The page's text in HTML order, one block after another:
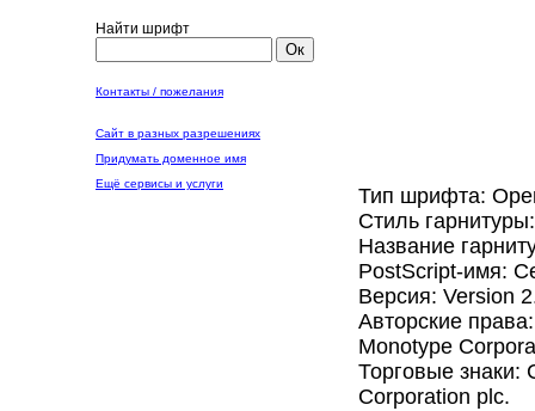
Найти шрифт
Ок
Контакты / пожелания
Сайт в разных разрешениях
Придумать доменное имя
Ещё сервисы и услуги
Тип шрифта:
Стиль
Название
PostScript-имя:
Версия: Version
Авторские
Monotype
Торговые знаки:
Corporation plc.